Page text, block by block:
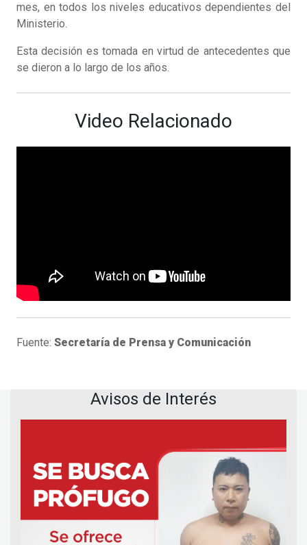
mes, en todos los niveles educativos dependientes del
Ministerio.
Esta decisión es tomada en virtud de antecedentes que
se dieron a lo largo de los años.
Video Relacionado
Fuente: Secretaría de Prensa y Comunicación
Avisos de Interés